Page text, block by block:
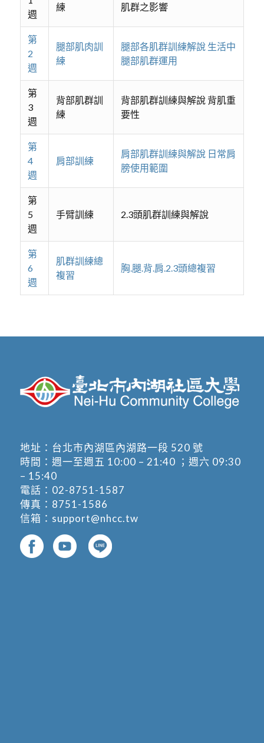
週
練
肌群之影響
第
2
週
腿部肌肉訓
練
腿部各肌群訓練解說 生活中
腿部肌群運用
第
3
週
背部肌群訓
練
背部肌群訓練與解說 背肌重
要性
第
4
週
肩部訓練
肩部肌群訓練與解說 日常肩
膀使用範圍
第
5
週
手臂訓練 2.3頭肌群訓練與解說
第
6
週
肌群訓練總
複習
胸.腿.背.肩.2.3頭總複習
地址： 台北市內湖區內湖路一段 520 號
時間：週一至週五 10:00 – 21:40 ；週六 09:30
– 15:40
電話： 02-8751-1587
傳真：8751-1586
信箱： support@nhcc.tw